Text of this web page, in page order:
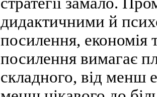
дидактичними й
посилення, економія
посилення вимагає
складного, від менш